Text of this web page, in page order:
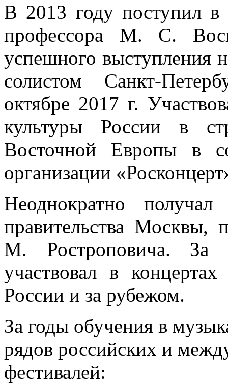
В 2013 году поступил
профессора М. С.
успешного выступления
солистом Санкт-
октябре 2017 г.
культуры России в
Восточной Европы в
организации
Неоднократно
правительства
М. Ростроповича. За
участвовал в
России и за рубежом.
За годы обучения в
рядов российских и
фестивалей: